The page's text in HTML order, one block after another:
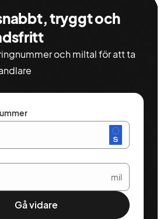
tryggt och
och miltal för att ta
mil
Gå vidare